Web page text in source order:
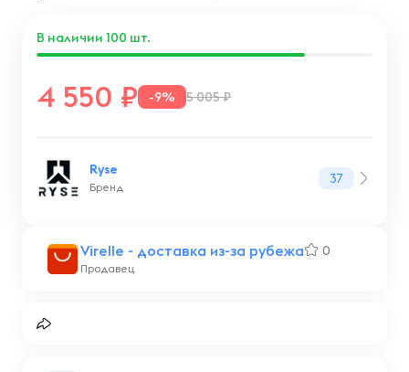
Virelle - доставка из-за рубежа 0
Продавец
4 550 -9% 5 005 ₽
В наличии 100 шт.
Ryse
Бренд
37